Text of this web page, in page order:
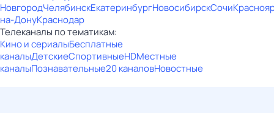
НовгородЧелябинскЕкатеринбургНовосибирскСочи
на-ДонуКраснодар
Телеканалы по тематикам:
Кино и сериалыБесплатные
каналыДетскиеСпортивныеHDМестные
каналыПознавательные20 каналовНовостные